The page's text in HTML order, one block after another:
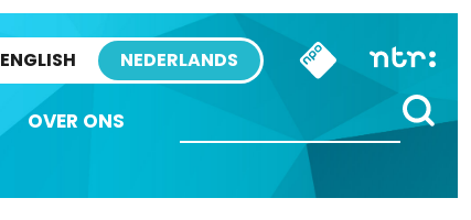
ENGLISH NEDERLANDS
OVER ONS